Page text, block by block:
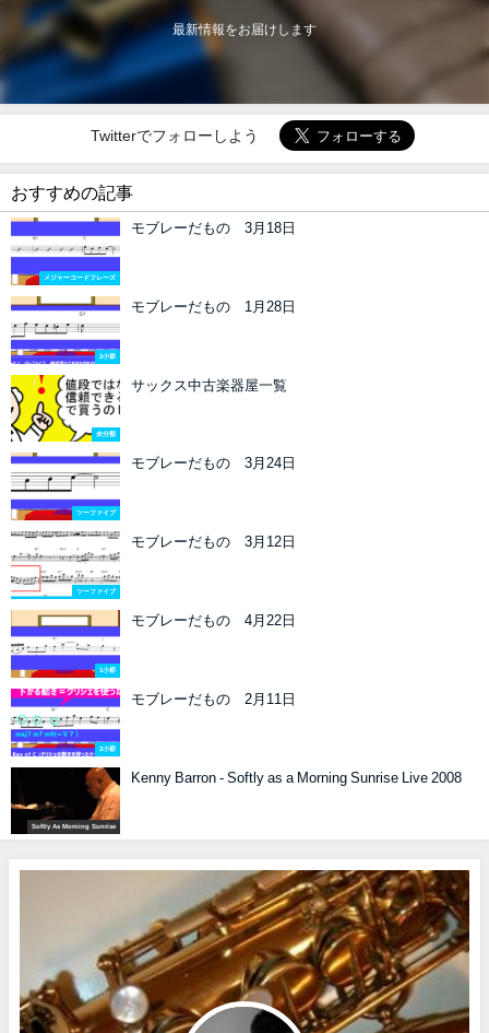
最新情報をお届けします
Twitterでフォローしよう
おすすめの記事
メジャーコードフレーズ
モブレーだもの 3月18日
2小節
モブレーだもの 1月28日
未分類
サックス中古楽器屋一覧
ツーファイブ
モブレーだもの 3月24日
ツーファイブ
モブレーだもの 3月12日
1小節
モブレーだもの 4月22日
2小節
モブレーだもの 2月11日
Softly As Morning Sunrise
Kenny Barron - Softly as a Morning Sunrise Live 2008